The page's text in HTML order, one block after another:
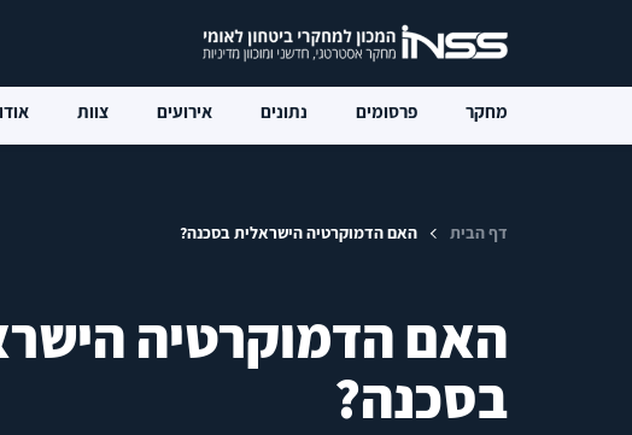
מחקר פרסומים נתונים אירועים צוות
דף הבית האם הדמוקרטיה הישראלית בסכנה?
האם הדמוקרטיה
בסכנה?